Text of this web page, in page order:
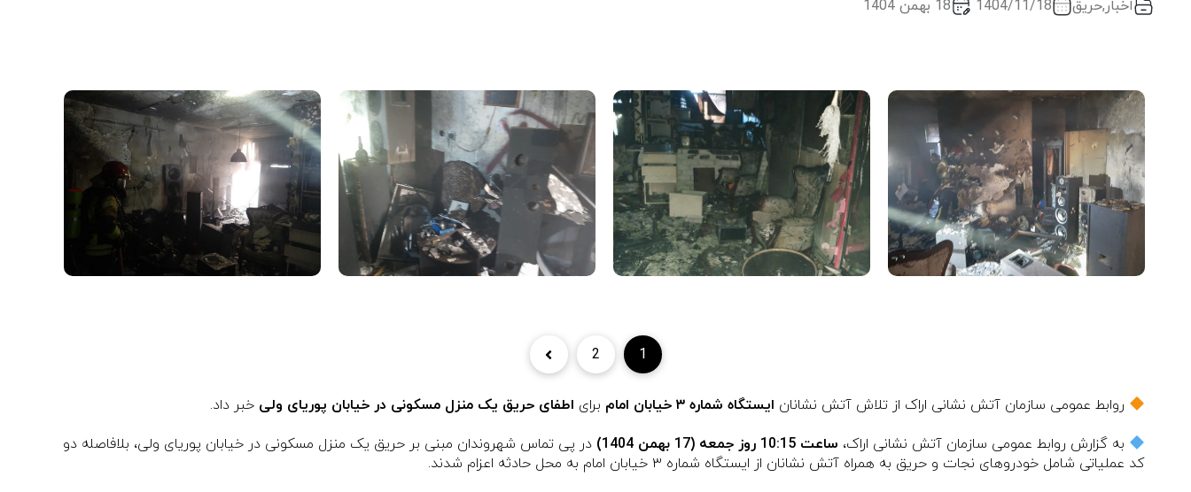
اخبار,حریق 1404/11/18 18 بهمن 1404
1
2
روابط عمومی سازمان آتش نشانی اراک از تلاش آتش نشانان ایستگاه شماره ۳ خیابان امام برای اطفای حریق یک منزل مسکونی در خیابان پوریای ولی خبر داد.
به گزارش روابط عمومی سازمان آتش نشانی اراک، ساعت 10:15 روز جمعه (17 بهمن 1404)
در پی تماس شهروندان مبنی بر حریق یک منزل مسکونی در خیابان پوریای ولی، بلافاصله دو
کد عملیاتی شامل خودروهای نجات و حریق به همراه آتش نشانان از ایستگاه شماره ۳ خیابان امام به محل حادثه اعزام شدند‌.